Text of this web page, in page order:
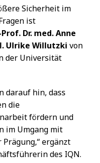
Sicherheit im
ist
Dr. med. Anne
Ulrike Willutzki von
der Universität
darauf hin, dass
die
fördern und
im Umgang mit
ergänzt
des IQN.